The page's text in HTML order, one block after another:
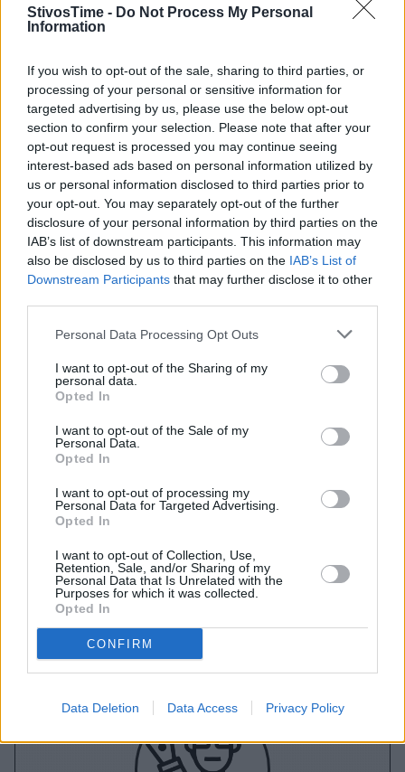
StivosTime - Do Not Process My Personal
Information
If you wish to opt-out of the sale, sharing to third parties, or
processing of your personal or sensitive information for
targeted advertising by us, please use the below opt-out
section to confirm your selection. Please note that after your
opt-out request is processed you may continue seeing
interest-based ads based on personal information utilized by
us or personal information disclosed to third parties prior to
your opt-out. You may separately opt-out of the further
disclosure of your personal information by third parties on the
IAB’s list of downstream participants. This information may
also be disclosed by us to third parties on the IAB’s List of
Downstream Participants that may further disclose it to other
Personal Data Processing Opt Outs
I want to opt-out of the Sharing of my
personal data.
Opted In
I want to opt-out of the Sale of my
Personal Data.
Opted In
I want to opt-out of processing my
Personal Data for Targeted Advertising.
Opted In
I want to opt-out of Collection, Use,
Retention, Sale, and/or Sharing of my
Personal Data that Is Unrelated with the
Purposes for which it was collected.
Opted In
CONFIRM
Data Deletion Data Access Privacy Policy
στιπλΜπεατρίς Τσεπκόετςχάνει το Παγκόσμιο
Πρωτάθλημα λόγω τραυματισμού. «Επέστρεψα από την
ζήτησε να μην τρέξω επειδή θα χειροτέρευε τον
τραυματισμό μου, ειδικά όταν πέρναγα τα εμπόδια»,
δήλωσε η κορυφαία αθλήτρια στο «Nation.co.ke». Ν’
αναφέρουμε ό,τι είχε κάρτα ελευθέρας για ν’ αγωνιστεί
στο Γιουτζίν.
ΝΙΓΗΡΙΑ:ΗΦέιβορ Οφίλικαι ηΡόζμαρι Τσουκουούμα
δεν θ’ αγωνιστούν στα 100μ. για τη Νιγηρία. Μόνο η
Γκρέις Νουοκότσα.
ΠΟΛΩΝΙΑ:Τελευταία στιγμή ηΆννα Κιελμπασίνσκαδεν
έτρεξε με τη Μικτή ομάδα σκυταλοδρομίας 4×400μ. της
Πολωνίας.
Εγγραφείτε στο Stivostime των